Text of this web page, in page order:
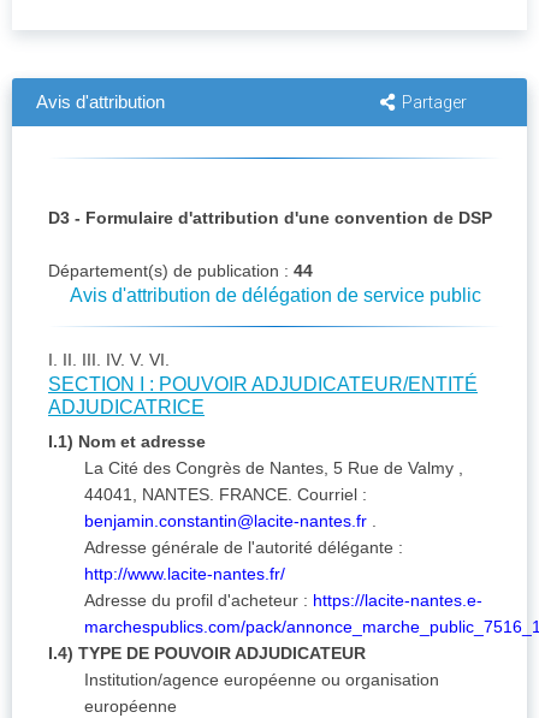
Avis d'attribution Partager
D3 - Formulaire d'attribution d'une convention de DSP
Département(s) de publication : 44
Avis d'attribution de délégation de service public
I. II. III. IV. V. VI.
SECTION I : POUVOIR ADJUDICATEUR/ENTITÉ
ADJUDICATRICE
I.1) Nom et adresse
La Cité des Congrès de Nantes, 5 Rue de Valmy ,
44041, NANTES. FRANCE. Courriel :
benjamin.constantin@lacite-nantes.fr .
Adresse générale de l'autorité délégante :
http://www.lacite-nantes.fr/
Adresse du profil d'acheteur : https://lacite-nantes.e-
marchespublics.com/pack/
I.4) TYPE DE POUVOIR ADJUDICATEUR
Institution/agence européenne ou organisation
européenne